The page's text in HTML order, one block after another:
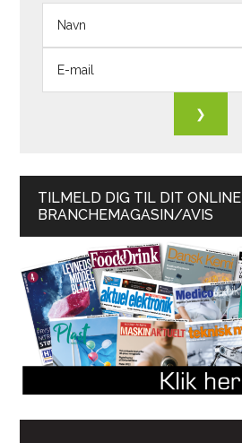
TILMELD DIG TIL DIT ONLINE
BRANCHEMAGASIN/AVIS